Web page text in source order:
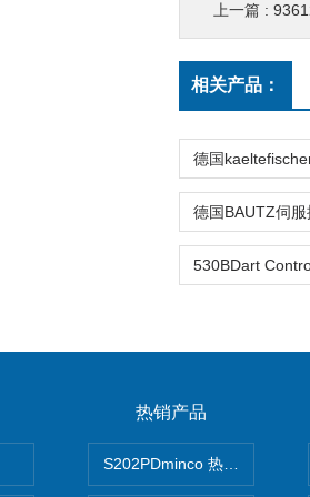
上一篇 :
相关产品：
热销产品
S202PDminco 热电阻